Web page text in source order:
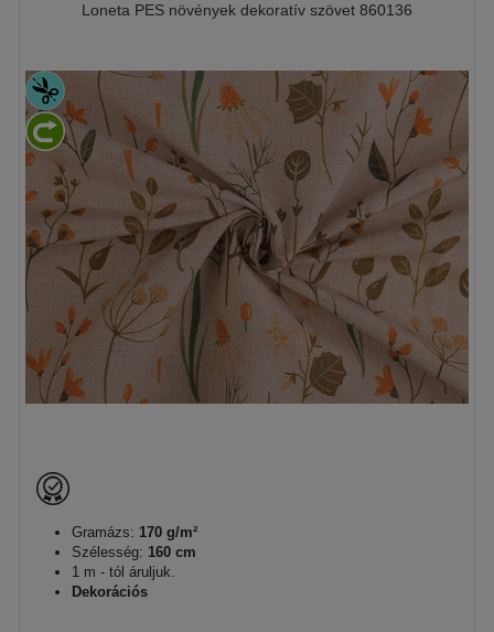
Loneta PES növények dekoratív szövet 860136
Gramázs: 170 g/m²
Szélesség: 160 cm
1 m - tól áruljuk.
Dekorációs